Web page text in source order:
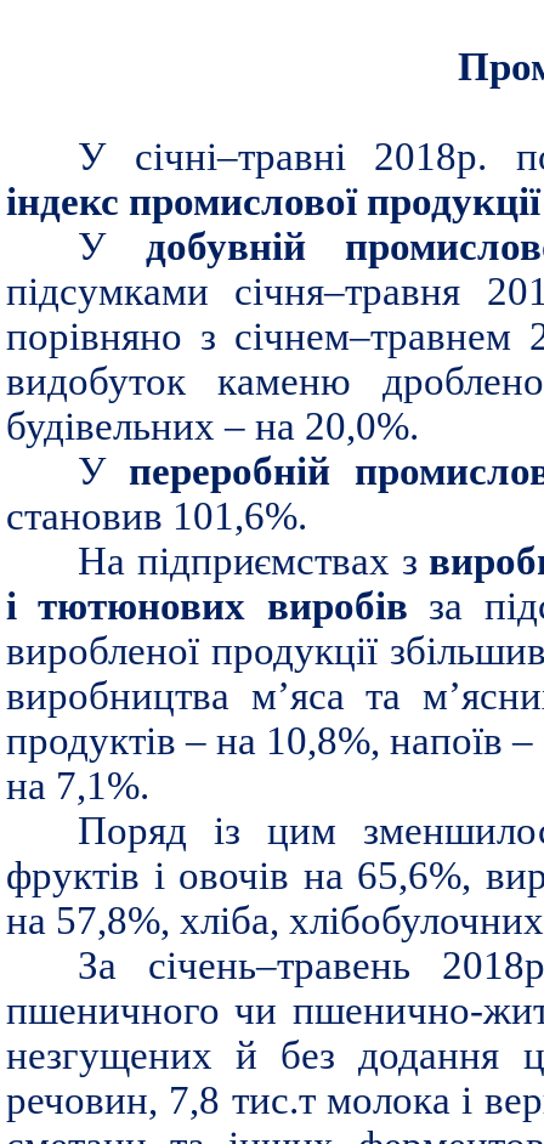
У січні–травні 2018р.
індекс промислової
У добувній
підсумками січня–травня
порівняно з
видобуток каменю
будівельних – на 20,0%.
Упереробній
становив 101,6%.
На підприємствах з
і тютюнових виробів за
виробленої продукції
виробництва м’яса та
продуктів – на 10,8%, напоїв
на 7,1%.
Поряд із цим
фруктів і овочів на 65,6%,
на 57,8%, хліба,
За січень–травень
пшеничного чи пшенично-
незгущених й без додання
речовин, 7,8 тис.т молока і